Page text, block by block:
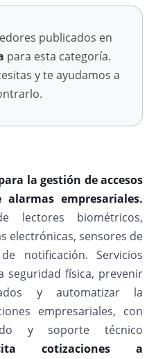
publicados en
para esta categoría.
y te ayudamos a
la gestión de accesos
empresariales.
lectores biométricos,
electrónicas, sensores de
notificación. Servicios
seguridad física, prevenir
y automatizar la
empresariales, con
y soporte técnico
cotizaciones a